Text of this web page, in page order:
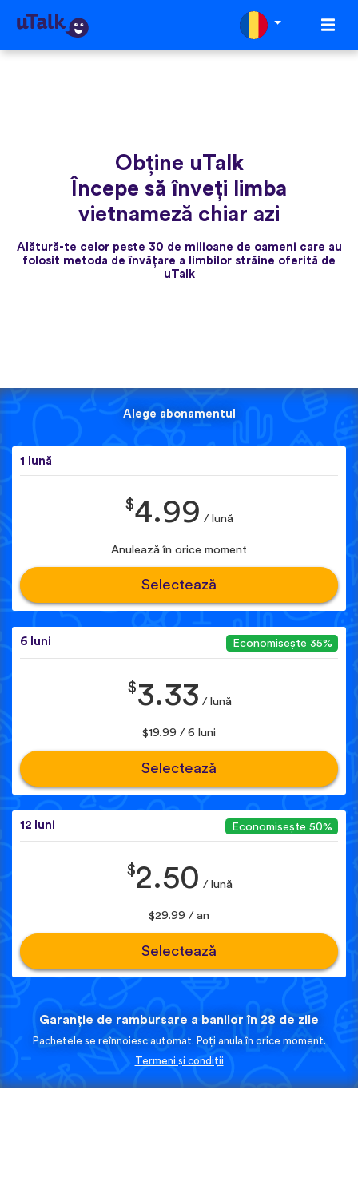
Obține uTalk
Începe să înveți limba
vietnameză chiar azi
Alătură-te celor peste 30 de milioane de oameni care au
folosit metoda de învățare a limbilor străine oferită de
uTalk
Alege abonamentul
1 lună
$4.99 / lună
Anulează în orice moment
Selectează
6 luni Economisește 35%
$3.33 / lună
$19.99 / 6 luni
Selectează
12 luni Economisește 50%
$2.50 / lună
$29.99 / an
Selectează
Garanție de rambursare a banilor în 28 de zile
Pachetele se reînnoiesc automat. Poți anula în orice moment.
Termeni și condiții